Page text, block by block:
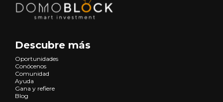
Descubre más
Oportunidades
Conócenos
Comunidad
Ayuda
Gana y refiere
Blog